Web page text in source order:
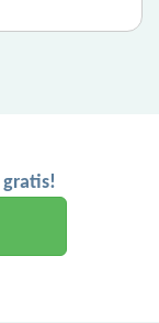
gratis!